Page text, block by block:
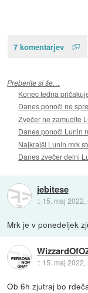
7 komentarjev
Preberite si še…
Konec tedna
Danes ponoči ne
Zvečer ne zamudite
Danes ponoči Lunin
Najkrajši Lunin mrk
Danes zvečer delni
jebitese
:: 15. maj 2022,
Mrk je v ponedeljek
:: 15. maj 2022,
Ob 6h zjutraj bo